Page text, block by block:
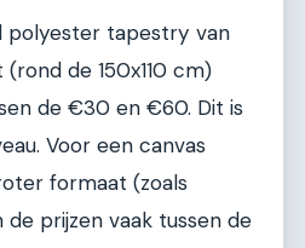
polyester tapestry van
de 150x110 cm)
de €30 en €60. Dit is
Voor een canvas
formaat (zoals
prijzen vaak tussen de